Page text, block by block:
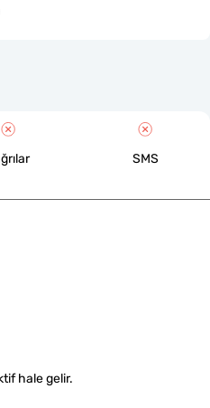
SMS
hale gelir.